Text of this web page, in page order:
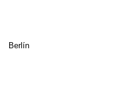
Berlín